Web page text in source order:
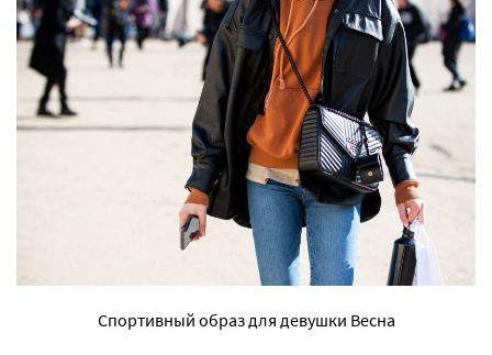
Спортивный образ для девушки Весна